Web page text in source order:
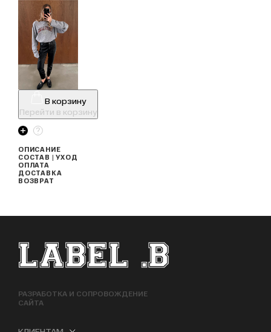
В корзину
Перейти в корзину
ОПИСАНИЕ
СОСТАВ | УХОД
ОПЛАТА
ДОСТАВКА
ВОЗВРАТ
ФУТЕР САЙТА
РАЗРАБОТКА И СОПРОВОЖДЕНИЕ
САЙТА